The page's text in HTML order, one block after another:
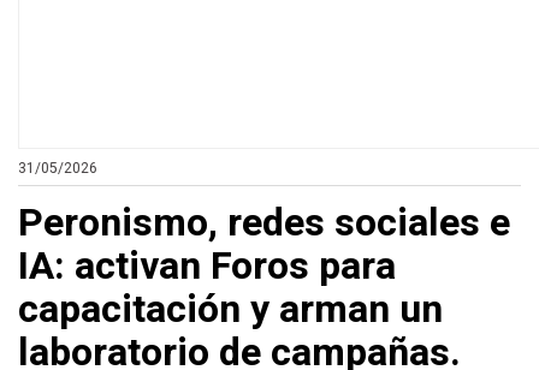
31/05/2026
Peronismo, redes sociales e
IA: activan Foros para
capacitación y arman un
laboratorio de campañas.